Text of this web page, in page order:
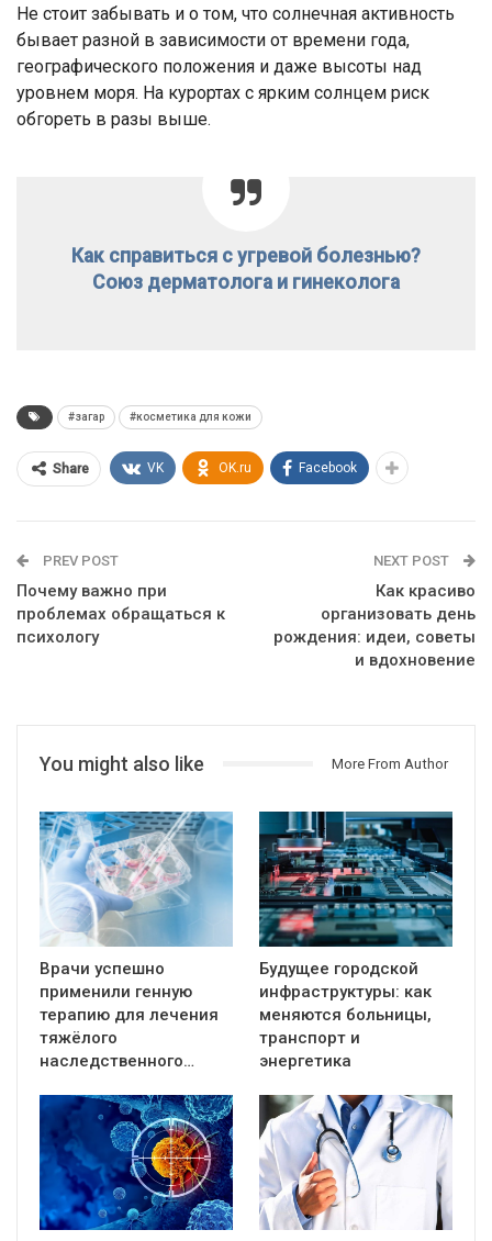
Не стоит забывать и о том, что солнечная активность
бывает разной в зависимости от времени года,
географического положения и даже высоты над
уровнем моря. На курортах с ярким солнцем риск
обгореть в разы выше.
Как справиться с угревой болезнью?
Союз дерматолога и гинеколога
#загар #косметика для кожи
Share VK OK.ru Facebook
PREV POST
Почему важно при
проблемах обращаться к
психологу
NEXT POST
Как красиво
организовать день
рождения: идеи, советы
и вдохновение
You might also like More From Author
Врачи успешно
применили генную
терапию для лечения
тяжёлого
наследственного…
Будущее городской
инфраструктуры: как
меняются больницы,
транспорт и
энергетика